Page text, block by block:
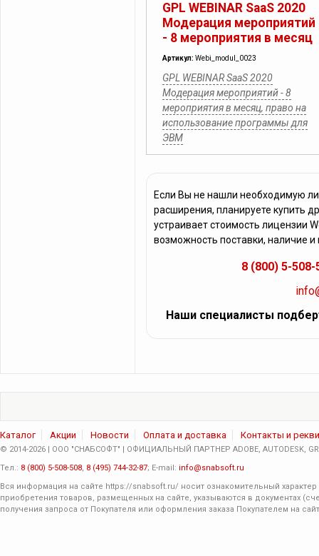
GPL WEBINAR SaaS 2020
Модерация мероприятий
- 8 мероприятия в месяц
Артикул: Webi_modul_0023
GPL WEBINAR SaaS 2020
Модерация мероприятий - 8
мероприятия в месяц, право на
использование программы для
ЭВМ
Если Вы не нашли необходимую
расширения, планируете купить
устраивает стоимость лицензии
возможность поставки, наличие
8 (800) 5-508-
Наши специалисты
Каталог Акции Новости Оплата и доставка Контакты и
© 2014-2026 | ООО "СНАБСОФТ" | ОФИЦИАЛЬНЫЙ ПАРТНЕР ADOBE, AUTODESK,
Тел.: 8 (800) 5-508-508, 8 (495) 744-32-87; E-mail: info@snabsoft.ru
Вся информация на сайте https://snabsoft.ru/ носит ознакомительный
приобретения товаров, размещенных на сайте, указываются в документах
получения запроса от Покупателя или оформления заказа Покупателем на